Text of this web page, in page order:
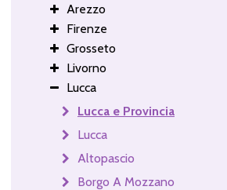
Arezzo
Firenze
Grosseto
Livorno
Lucca
Lucca e Provincia
Lucca
Altopascio
Borgo A Mozzano